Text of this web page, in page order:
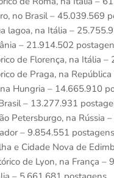
no Brasil – 45.039.569
lagoa, na Itália –
– 21.914.502
de Florença, na Itália
de Praga, na
Hungria – 14.665.910
– 13.277.931
Petersburgo, na Rússia
– 9.854.551 postagens
e Cidade Nova de
de Lyon, na França –